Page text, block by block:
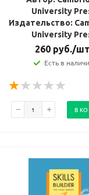
University
Издательство:
University
260руб./
Есть в
В